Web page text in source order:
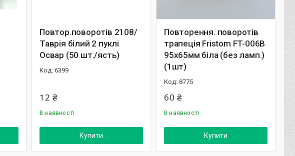
Повтор.поворотів 2108/
Таврія білий 2 пуклі
Освар (50 шт./ясть)
6399
12 ₴
В наявності
Купити
Повторення. поворотів
трапеція Fristom FT-006B
95х65мм біла (без ламп.)
(1шт)
8775
60 ₴
В наявності
Купити